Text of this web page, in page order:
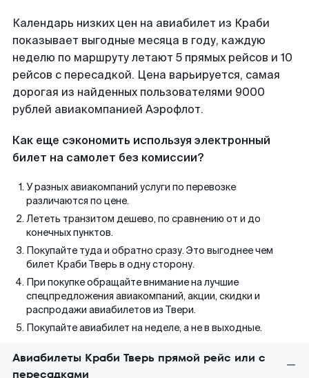
Календарь низких цен на авиабилет из Краби
показывает выгодные месяца в году, каждую
неделю по маршруту летают 5 прямых рейсов и 10
рейсов с пересадкой. Цена варьируется, самая
дорогая из найденных пользователями 9000
рублей авиакомпанией Аэрофлот.
Как еще сэкономить используя электронный
билет на самолет без комиссии?
У разных авиакомпаний услуги по перевозке
различаются по цене.
Лететь транзитом дешево, по сравнению от и до
конечных пунктов.
Покупайте туда и обратно сразу. Это выгоднее чем
билет Краби Тверь в одну сторону.
При покупке обращайте внимание на лучшие
спецпредложения авиакомпаний, акции, скидки и
распродажи авиабилетов из Твери.
Покупайте авиабилет на неделе, а не в выходные.
Авиабилеты Краби Тверь прямой рейс или с
пересадками